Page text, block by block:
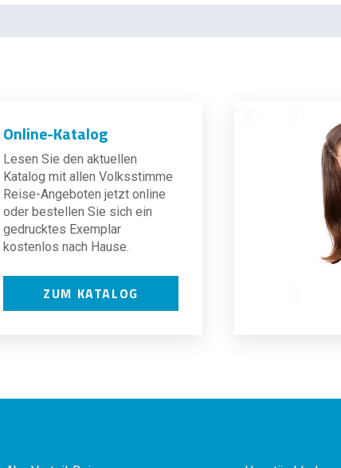
Online-Katalog
Lesen Sie den aktuellen
Katalog mit allen Volksstimme
Reise-Angeboten jetzt online
oder bestellen Sie sich ein
gedrucktes Exemplar
kostenlos nach Hause.
ZUM KATALOG